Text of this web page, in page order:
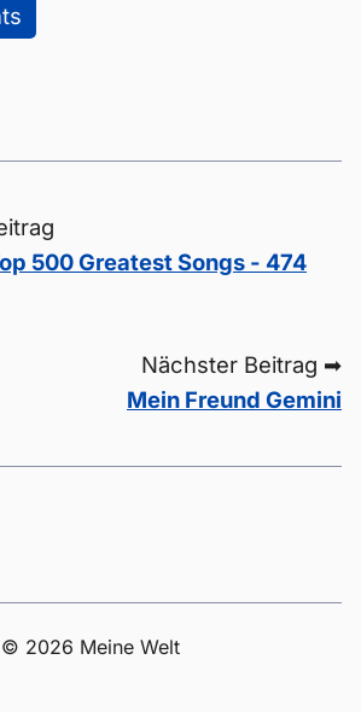
500 Greatest Songs - 474
Nächster Beitrag ➡
Mein Freund Gemini
© 2026 Meine Welt